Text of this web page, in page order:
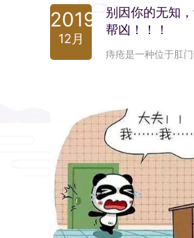
2019
12月
别因你的无知
帮凶！！！